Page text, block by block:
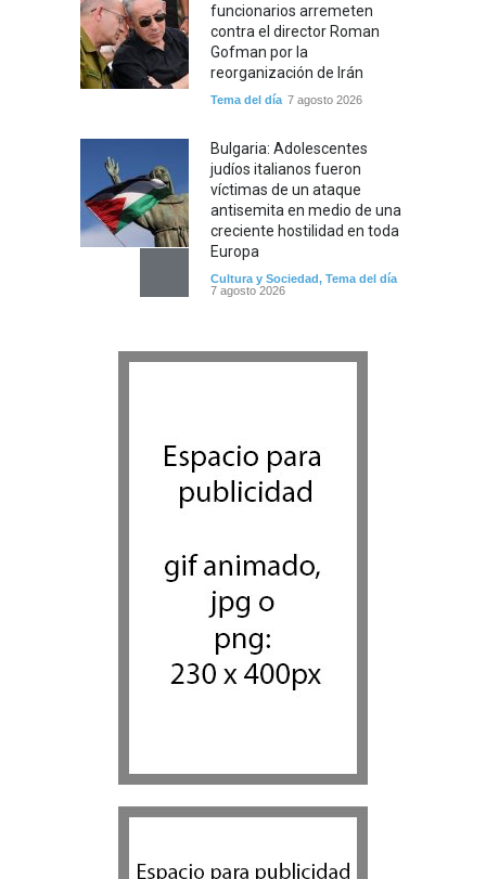
funcionarios arremeten
contra el director Roman
Gofman por la
reorganización de Irán
Tema del día 7 agosto 2026
Bulgaria: Adolescentes
judíos italianos fueron
víctimas de un ataque
antisemita en medio de una
creciente hostilidad en toda
Europa
Cultura y Sociedad, Tema del día
7 agosto 2026
Jenin después de que un
Alarma en Israel: Crece el
temor de que el apoyo
permanente
Israel y Medio Oriente
7 agosto 2026